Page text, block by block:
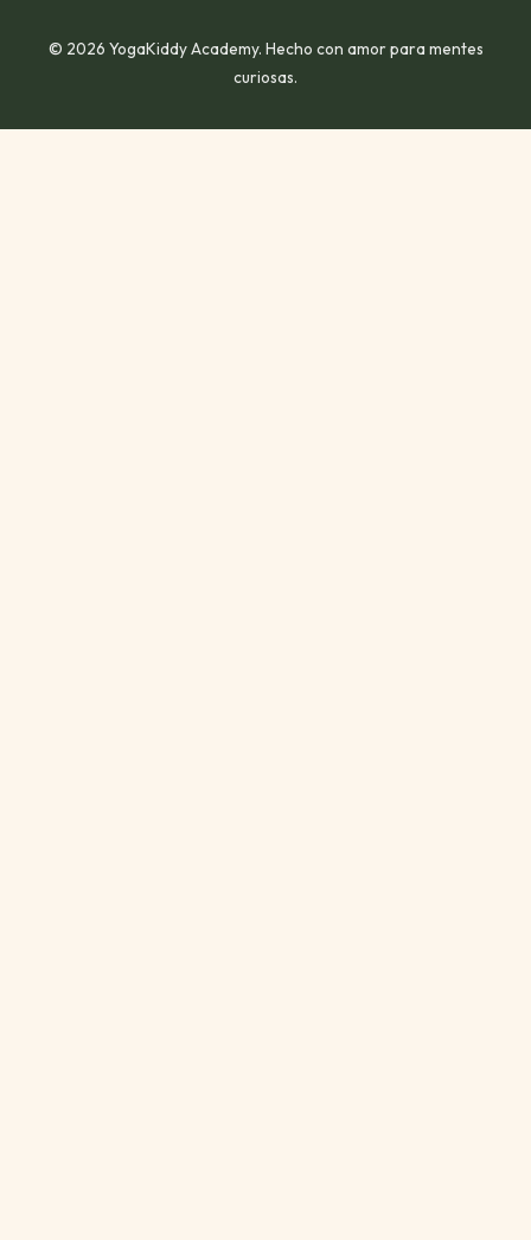
© 2026 YogaKiddy Academy. Hecho con amor para mentes
curiosas.